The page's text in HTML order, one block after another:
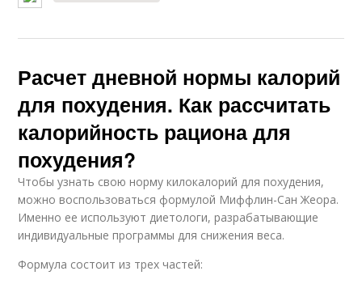
Расчет дневной нормы калорий
для похудения. Как рассчитать
калорийность рациона для
похудения?
Чтобы узнать свою норму килокалорий для похудения,
можно воспользоваться формулой Миффлин-Сан Жеора.
Именно ее используют диетологи, разрабатывающие
индивидуальные программы для снижения веса.
Формула состоит из трех частей: